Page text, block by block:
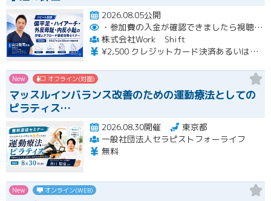
2026.08.05公開
・参加費の入金が確認できましたら視聴用URLとパスワードおよび資料をお申込みいただきましたメールアドレスに送付します。
株式会社Work Shift
¥2,500 クレジットカード決済あるいは銀行振込となります。
New オフライン(対面)
マッスルインバランス改善のための運動療法としての
ピラティス…
2026.08.30開催
東京都
一般社団法人セラピストフォーライフ
無料
New オンライン(WEB)